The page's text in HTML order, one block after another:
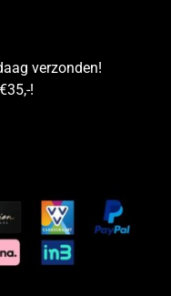
verzonden!
!